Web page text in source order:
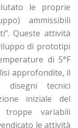
le proprie
ammissibili
Queste attività
di prototipi
di 5°F
approfondite, il
disegni tecnici
iniziale del
variabili
le attività